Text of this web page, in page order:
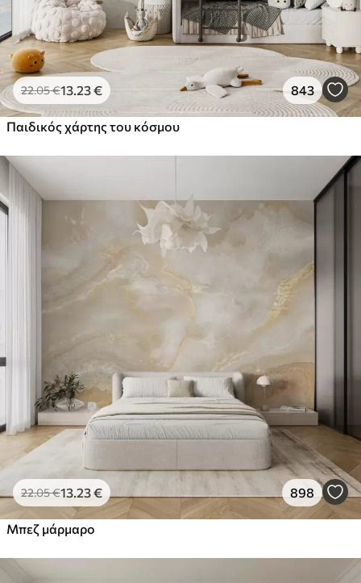
22.05€13 .23€ 843
Παιδικός χάρτης του κόσμου
22.05€13 .23€ 898
Μπεζ μάρμαρο